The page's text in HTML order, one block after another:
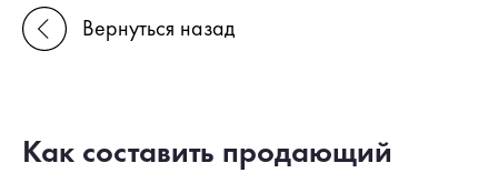
Вернуться назад
Как составить продающий